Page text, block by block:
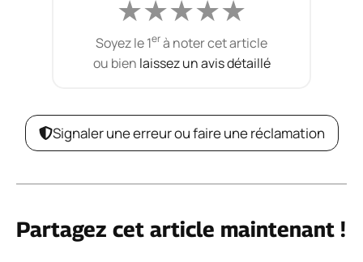
★★★★★
Soyez le 1erà noter cet article
ou bien laissez un avis détaillé
Signaler une erreur ou faire une réclamation
Partagez cet article maintenant !